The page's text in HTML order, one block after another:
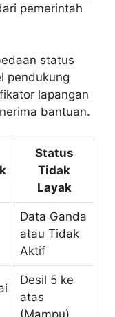
pemerintah
status
pendukung
lapangan
bantuan.
Status
Tidak
Layak
Data Ganda
atau Tidak
Aktif
Desil 5 ke
atas
(Mampu)